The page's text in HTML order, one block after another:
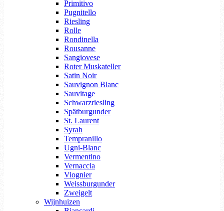
Primitivo
Pugnitello
Riesling
Rolle
Rondinella
Rousanne
Sangiovese
Roter Muskateller
Satin Noir
Sauvignon Blanc
Sauvitage
Schwarzriesling
Spätburgunder
St. Laurent
Syrah
Tempranillo
Ugni-Blanc
Vermentino
Vernaccia
Viognier
Weissburgunder
Zweigelt
Wijnhuizen